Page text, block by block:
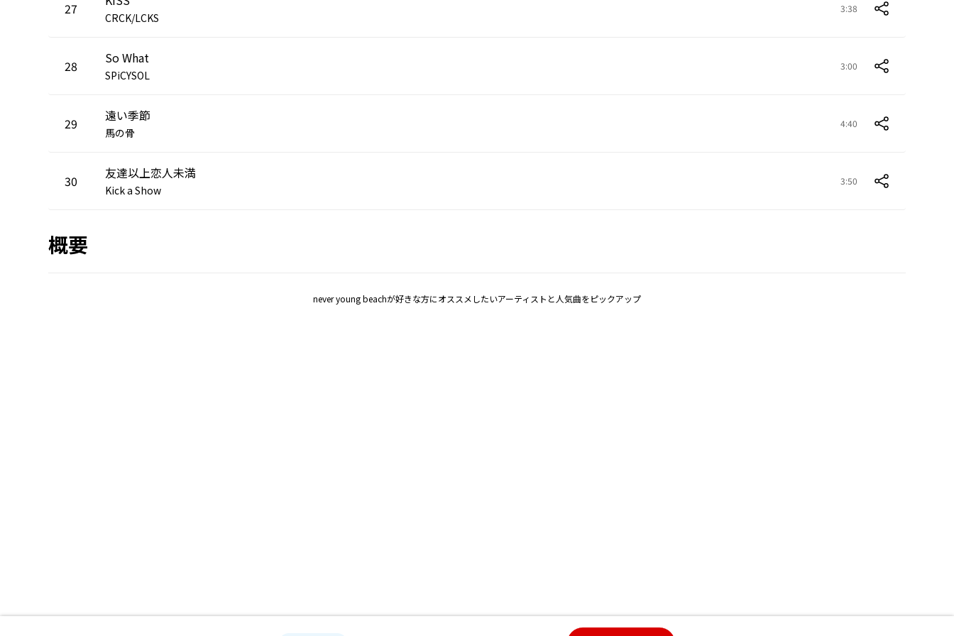
27
CRCK/LCKS
3:38
28 So What
SPiCYSOL
3:00
29 遠い季節
馬の骨
4:40
30 友達以上恋人未満
Kick a Show
3:50
概要
never young beachが好きな方にオススメしたいアーティストと人気曲をピックアップ